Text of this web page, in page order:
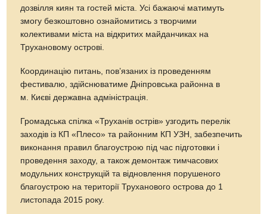
дозвілля киян та гостей міста. Усі бажаючі матимуть
змогу безкоштовно ознайомитись з творчими
колективами міста на відкритих майданчиках на
Трухановому острові.
Координацію питань, пов’язаних із проведенням
фестивалю, здійснюватиме Дніпровська районна в
м. Києві державна адміністрація.
Громадська спілка «Труханів острів» узгодить перелік
заходів із КП «Плесо» та районним КП УЗН, забезпечить
виконання правил благоустрою під час підготовки і
проведення заходу, а також демонтаж тимчасових
модульних конструкцій та відновлення порушеного
благоустрою на території Труханового острова до 1
листопада 2015 року.